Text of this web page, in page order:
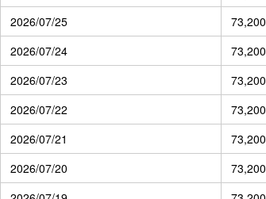
2026/07/25
73,200
2026/07/24
73,200
2026/07/23
73,200
2026/07/22
73,200
2026/07/21
73,200
2026/07/20
73,200